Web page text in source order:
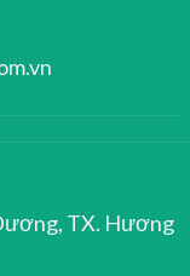
TX. Hương